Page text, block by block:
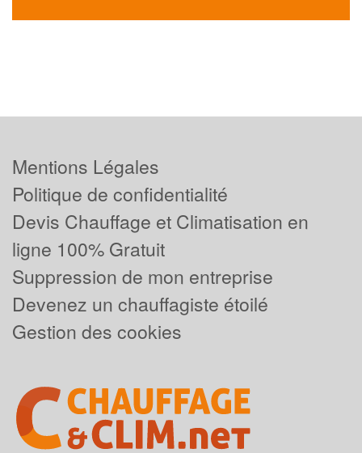
Mentions Légales
Politique de confidentialité
Devis Chauffage et Climatisation en
ligne 100% Gratuit
Suppression de mon entreprise
Devenez un chauffagiste étoilé
Gestion des cookies